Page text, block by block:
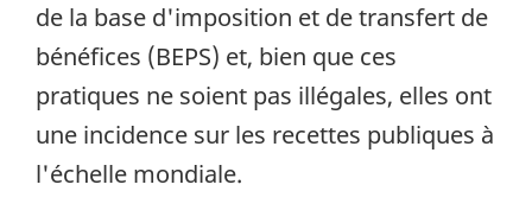
de la base d'imposition et de transfert de
bénéfices (BEPS) et, bien que ces
pratiques ne soient pas illégales, elles ont
une incidence sur les recettes publiques à
l'échelle mondiale.